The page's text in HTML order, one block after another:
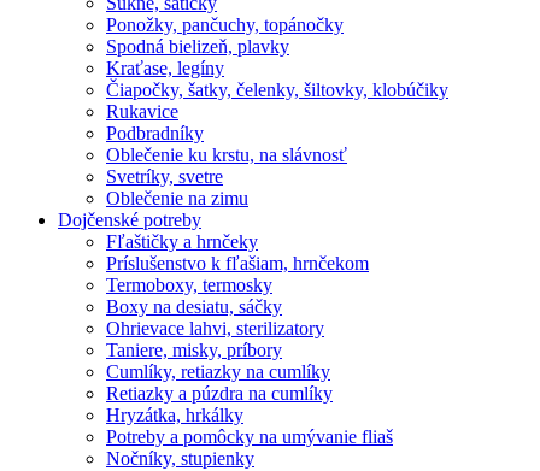
Ponožky, pančuchy, topánočky
Spodná bielizeň, plavky
Kraťase, legíny
Čiapočky, šatky, čelenky, šiltovky, klobúčiky
Rukavice
Podbradníky
Oblečenie ku krstu, na slávnosť
Svetríky, svetre
Oblečenie na zimu
Dojčenské potreby
Fľaštičky a hrnčeky
Príslušenstvo k fľašiam, hrnčekom
Termoboxy, termosky
Boxy na desiatu, sáčky
Ohrievace lahvi, sterilizatory
Taniere, misky, príbory
Cumlíky, retiazky na cumlíky
Retiazky a púzdra na cumlíky
Hryzátka, hrkálky
Potreby a pomôcky na umývanie fliaš
Nočníky, stupienky